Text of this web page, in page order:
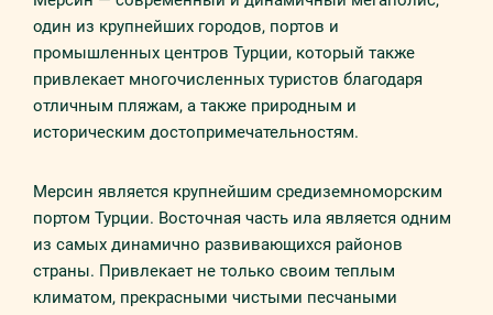
один из крупнейших городов, портов и
промышленных центров Турции, который также
привлекает многочисленных туристов благодаря
отличным пляжам, а также природным и
историческим достопримечательностям.
Мерсин является крупнейшим средиземноморским
портом Турции. Восточная часть ила является одним
из самых динамично развивающихся районов
страны. Привлекает не только своим теплым
климатом, прекрасными чистыми песчаными